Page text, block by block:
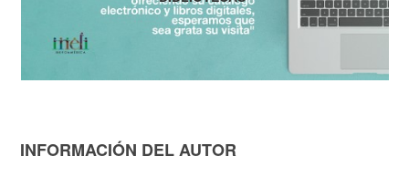
INFORMACIÓN DEL AUTOR